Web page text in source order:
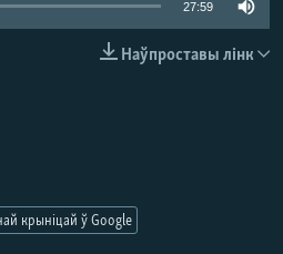
27:59
Наўпроставы лінк
крыніцай ў Google